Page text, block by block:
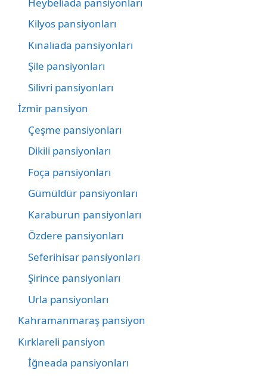
Kilyos pansiyonları
Kınalıada pansiyonları
Şile pansiyonları
Silivri pansiyonları
İzmir pansiyon
Çeşme pansiyonları
Dikili pansiyonları
Foça pansiyonları
Gümüldür pansiyonları
Karaburun pansiyonları
Özdere pansiyonları
Seferihisar pansiyonları
Şirince pansiyonları
Urla pansiyonları
Kahramanmaraş pansiyon
Kırklareli pansiyon
İğneada pansiyonları